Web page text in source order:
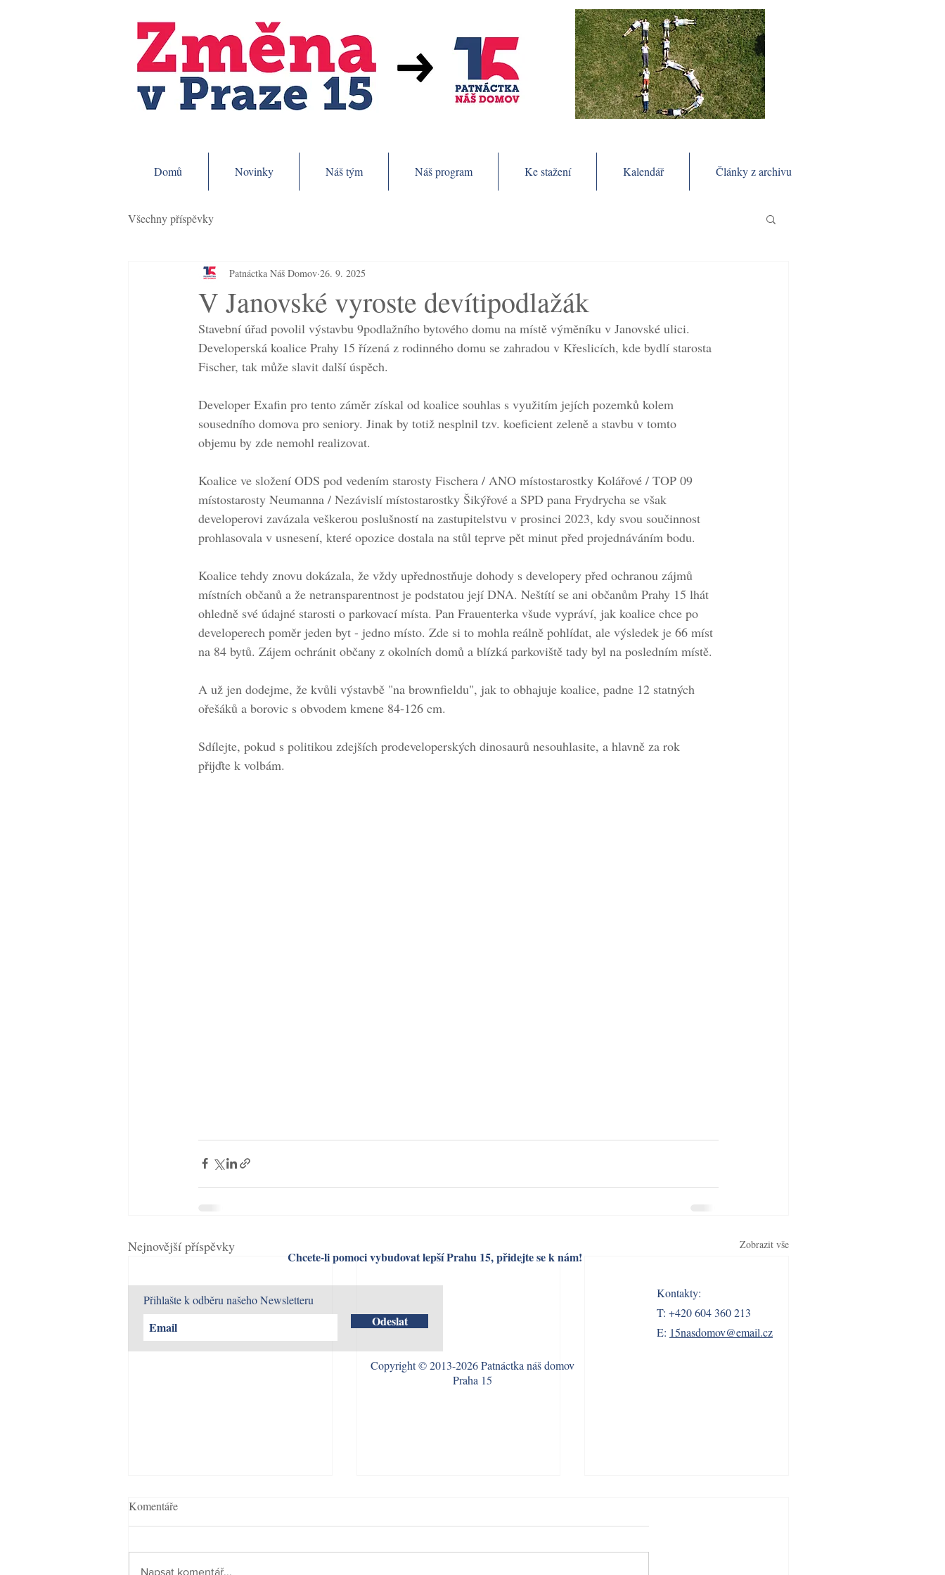
Domů Novinky Náš tým Náš program Ke stažení Kalendář Články z archivu
Všechny příspěvky
V Janovské vyroste devítipodlažák
Patnáctka Náš Domov 26. 9. 2025
Stavební úřad povolil výstavbu 9podlažního bytového domu na místě výměníku v Janovské ulici.
Developerská koalice Prahy 15 řízená z rodinného domu se zahradou v Křeslicích, kde bydlí starosta
Fischer, tak může slavit další úspěch.
Developer Exafin pro tento záměr získal od koalice souhlas s využitím jejích pozemků kolem
sousedního domova pro seniory. Jinak by totiž nesplnil tzv. koeficient zeleně a stavbu v tomto
objemu by zde nemohl realizovat.
Koalice ve složení ODS pod vedením starosty Fischera / ANO místostarostky Kolářové / TOP 09
místostarosty Neumanna / Nezávislí místostarostky Šikýřové a SPD pana Frydrycha se však
developerovi zavázala veškerou poslušností na zastupitelstvu v prosinci 2023, kdy svou součinnost
prohlasovala v usnesení, které opozice dostala na stůl teprve pět minut před projednáváním bodu.
Koalice tehdy znovu dokázala, že vždy upřednostňuje dohody s developery před ochranou zájmů
místních občanů a že netransparentnost je podstatou její DNA. Neštítí se ani občanům Prahy 15 lhát
ohledně své údajné starosti o parkovací místa. Pan Frauenterka všude vypráví, jak koalice chce po
developerech poměr jeden byt - jedno místo. Zde si to mohla reálně pohlídat, ale výsledek je 66 míst
na 84 bytů. Zájem ochránit občany z okolních domů a blízká parkoviště tady byl na posledním místě.
A už jen dodejme, že kvůli výstavbě "na brownfieldu", jak to obhajuje koalice, padne 12 statných
ořešáků a borovic s obvodem kmene 84-126 cm.
Sdílejte, pokud s politikou zdejších prodeveloperských dinosaurů nesouhlasite, a hlavně za rok
přijďte k volbám.
Nejnovější příspěvky Zobrazit vše
Komentáře
Napsat komentář...
Chcete-li pomoci vybudovat lepší Prahu 15, přidejte se k nám!
Přihlašte k odběru našeho Newsletteru
Odeslat
Kontakty:
T: +420 604 360 213
E: 15nasdomov@email.cz
Copyright © 2013-2026 Patnáctka náš domov
Praha 15